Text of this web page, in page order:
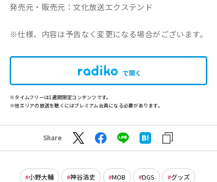
発売元・販売元：文化放送エクステンド
※仕様、内容は予告なく変更になる場合がございます。
で開く
※タイムフリーは1週間限定コンテンツです。
※他エリアの放送を聴くにはプレミアム会員になる必要があります。
Share
小野大輔 神谷浩史 MOB DGS グッズ